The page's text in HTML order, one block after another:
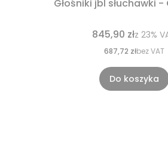
Głośniki jbl słuchawki -
845,90 złz 23%
687,72 złbez VAT
Do koszyka